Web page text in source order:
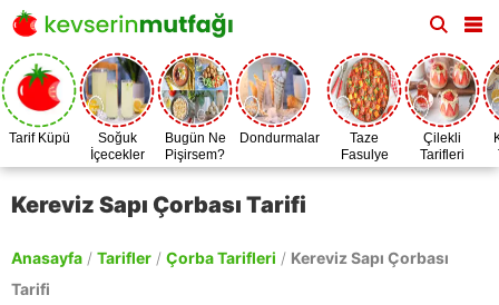
Tarif Küpü
Soğuk
İçecekler
Bugün Ne
Pişirsem?
Dondurmalar
Taze
Fasulye
Zamanı
Çilekli
Tarifleri
Kereviz Sapı Çorbası Tarifi
Anasayfa / Tarifler / Çorba Tarifleri / Kereviz Sapı Çorbası
Tarifi